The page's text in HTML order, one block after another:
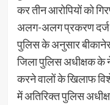
कर तीन आरोपियों को
अलग-अलग प्रकरण
पुलिस के अनुसार
जिला पुलिस अधीक्षक के
करने वालों के खिलाफ
में अतिरिक्त पुलिस